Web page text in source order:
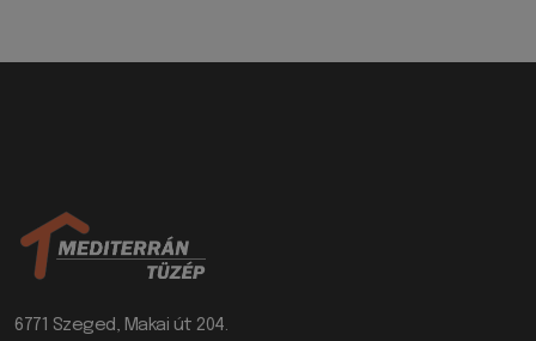
6771 Szeged, Makai út 204.